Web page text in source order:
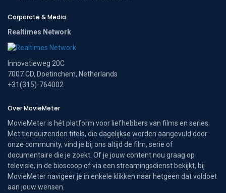
Corporate & Media
Realtimes Network
Innovatieweg 20C
7007 CD, Doetinchem, Netherlands
+31(315)-764002
Over MovieMeter
MovieMeter is hét platform voor liefhebbers van films en series.
Met tienduizenden titels, die dagelijkse worden aangevuld door
onze community, vind je bij ons altijd de film, serie of
documentaire die je zoekt. Of je jouw content nou graag op
televisie, in de bioscoop of via een streamingsdienst bekijkt, bij
MovieMeter navigeer je in enkele klikken naar hetgeen dat voldoet
aan jouw wensen.